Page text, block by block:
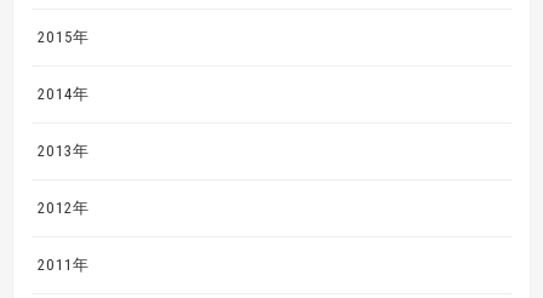
2015年
2014年
2013年
2012年
2011年